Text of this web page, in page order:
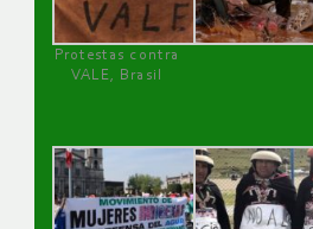
Protestas contra
VALE, Brasil